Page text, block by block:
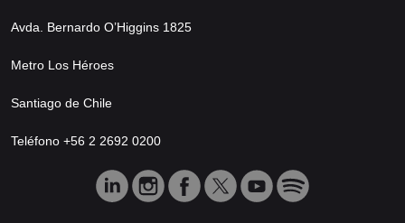
Avda. Bernardo O’Higgins 1825
Metro Los Héroes
Santiago de Chile
Teléfono +56 2 2692 0200